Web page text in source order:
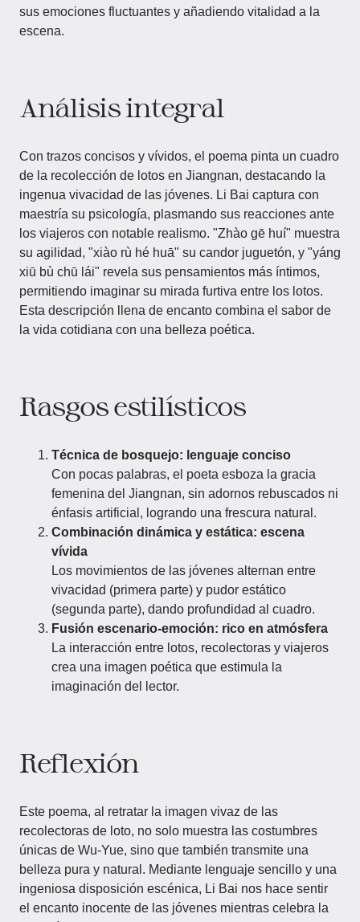
sus emociones fluctuantes y añadiendo vitalidad a la
escena.
Análisis integral
Con trazos concisos y vívidos, el poema pinta un cuadro
de la recolección de lotos en Jiangnan, destacando la
ingenua vivacidad de las jóvenes. Li Bai captura con
maestría su psicología, plasmando sus reacciones ante
los viajeros con notable realismo. "Zhào gē huí" muestra
su agilidad, "xiào rù hé huā" su candor juguetón, y "yáng
xiū bù chū lái" revela sus pensamientos más íntimos,
permitiendo imaginar su mirada furtiva entre los lotos.
Esta descripción llena de encanto combina el sabor de
la vida cotidiana con una belleza poética.
Rasgos estilísticos
Técnica de bosquejo: lenguaje conciso
Con pocas palabras, el poeta esboza la gracia
femenina del Jiangnan, sin adornos rebuscados ni
énfasis artificial, logrando una frescura natural.
Combinación dinámica y estática: escena
vívida
Los movimientos de las jóvenes alternan entre
vivacidad (primera parte) y pudor estático
(segunda parte), dando profundidad al cuadro.
Fusión escenario-emoción: rico en atmósfera
La interacción entre lotos, recolectoras y viajeros
crea una imagen poética que estimula la
imaginación del lector.
Reflexión
Este poema, al retratar la imagen vivaz de las
recolectoras de loto, no solo muestra las costumbres
únicas de Wu-Yue, sino que también transmite una
belleza pura y natural. Mediante lenguaje sencillo y una
ingeniosa disposición escénica, Li Bai nos hace sentir
el encanto inocente de las jóvenes mientras celebra la